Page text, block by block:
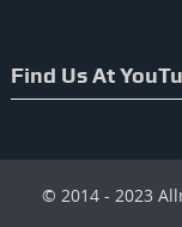
Find Us At
© 2014 - 2023